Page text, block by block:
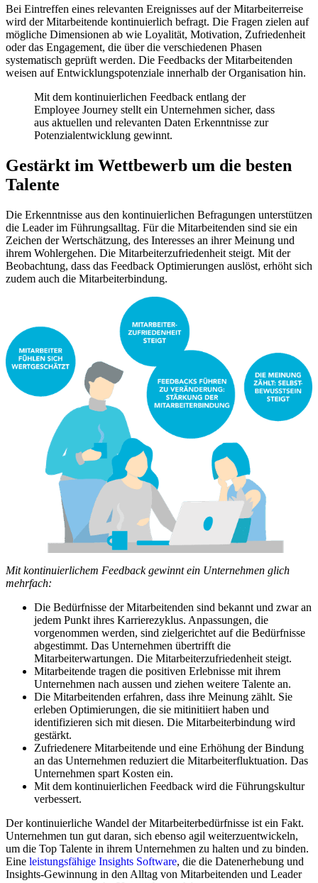
Bei Eintreffen eines relevanten Ereignisses auf der Mitarbeiterreise
wird der Mitarbeitende kontinuierlich befragt. Die Fragen zielen auf
mögliche Dimensionen ab wie Loyalität, Motivation, Zufriedenheit
oder das Engagement, die über die verschiedenen Phasen
systematisch geprüft werden. Die Feedbacks der Mitarbeitenden
weisen auf Entwicklungspotenziale innerhalb der Organisation hin.
Mit dem kontinuierlichen Feedback entlang der
Employee Journey stellt ein Unternehmen sicher, dass
aus aktuellen und relevanten Daten Erkenntnisse zur
Potenzialentwicklung gewinnt.
Gestärkt im Wettbewerb um die besten
Talente
Die Erkenntnisse aus den kontinuierlichen Befragungen unterstützen
die Leader im Führungsalltag. Für die Mitarbeitenden sind sie ein
Zeichen der Wertschätzung, des Interesses an ihrer Meinung und
ihrem Wohlergehen. Die Mitarbeiterzufriedenheit steigt. Mit der
Beobachtung, dass das Feedback Optimierungen auslöst, erhöht sich
zudem auch die Mitarbeiterbindung.
Mit kontinuierlichem Feedback gewinnt ein Unternehmen glich
mehrfach:
Die Bedürfnisse der Mitarbeitenden sind bekannt und zwar an
jedem Punkt ihres Karrierezyklus. Anpassungen, die
vorgenommen werden, sind zielgerichtet auf die Bedürfnisse
abgestimmt. Das Unternehmen übertrifft die
Mitarbeiterwartungen. Die Mitarbeiterzufriedenheit steigt.
Mitarbeitende tragen die positiven Erlebnisse mit ihrem
Unternehmen nach aussen und ziehen weitere Talente an.
Die Mitarbeitenden erfahren, dass ihre Meinung zählt. Sie
erleben Optimierungen, die sie mitinitiiert haben und
identifizieren sich mit diesen. Die Mitarbeiterbindung wird
gestärkt.
Zufriedenere Mitarbeitende und eine Erhöhung der Bindung
an das Unternehmen reduziert die Mitarbeiterfluktuation. Das
Unternehmen spart Kosten ein.
Mit dem kontinuierlichen Feedback wird die Führungskultur
verbessert.
Der kontinuierliche Wandel der Mitarbeiterbedürfnisse ist ein Fakt.
Unternehmen tun gut daran, sich ebenso agil weiterzuentwickeln,
um die Top Talente in ihrem Unternehmen zu halten und zu binden.
Eine leistungsfähige Insights Software, die die Datenerhebung und
Insights-Gewinnung in den Alltag von Mitarbeitenden und Leader